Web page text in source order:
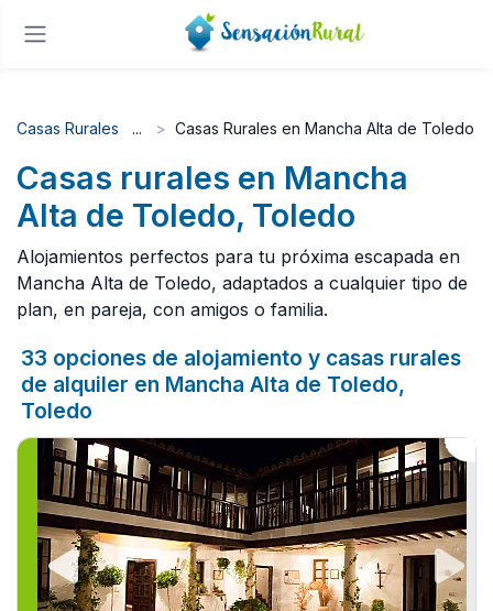
Casas Rurales Casas Rurales en Mancha Alta de Toledo
Casas rurales en Mancha
Alta de Toledo, Toledo
Alojamientos perfectos para tu próxima escapada en
Mancha Alta de Toledo, adaptados a cualquier tipo de
plan, en pareja, con amigos o familia.
33 opciones de alojamiento y casas rurales
de alquiler en Mancha Alta de Toledo,
Toledo